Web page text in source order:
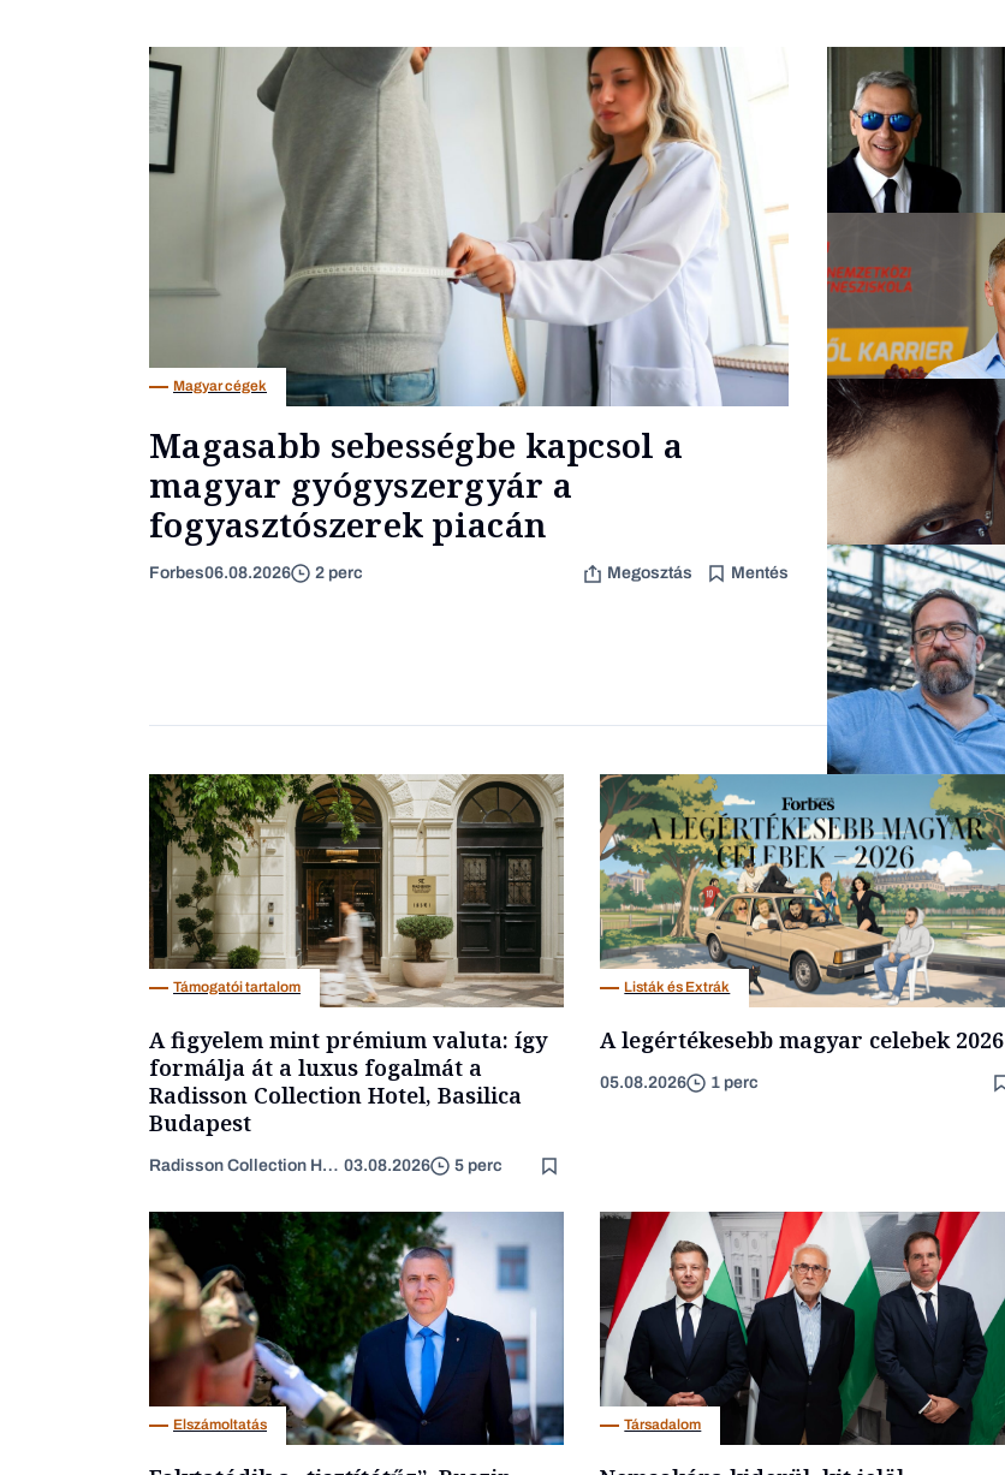
Magyar cégek
Magasabb sebességbe kapcsol a
magyar gyógyszergyár a
fogyasztószerek piacán
Forbes06.08.2026 2 perc Megosztás Mentés
Content Lab HUB
Forbes-sztori
Társadalom
Támogatói tartalom
A figyelem mint prémium valuta: így
formálja át a luxus fogalmát a
Radisson Collection Hotel, Basilica
Budapest
Radisson Collection Hotel 03.08.2026 5 perc
Listák és Extrák
A legértékesebb magyar celebek 2026
05.08.2026 1 perc
Elszámoltatás Társadalom